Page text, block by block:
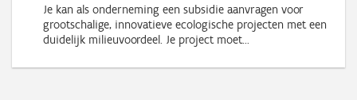
Je kan als onderneming een subsidie aanvragen voor
grootschalige, innovatieve ecologische projecten met een
duidelijk milieuvoordeel. Je project moet...